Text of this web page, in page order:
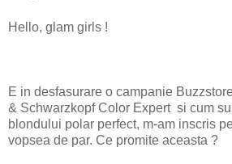
Hello, glam girls !
E in desfasurare o campanie
& Schwarzkopf Color Expert si cum
blondului polar perfect, m-am inscris
vopsea de par. Ce promite aceasta ?